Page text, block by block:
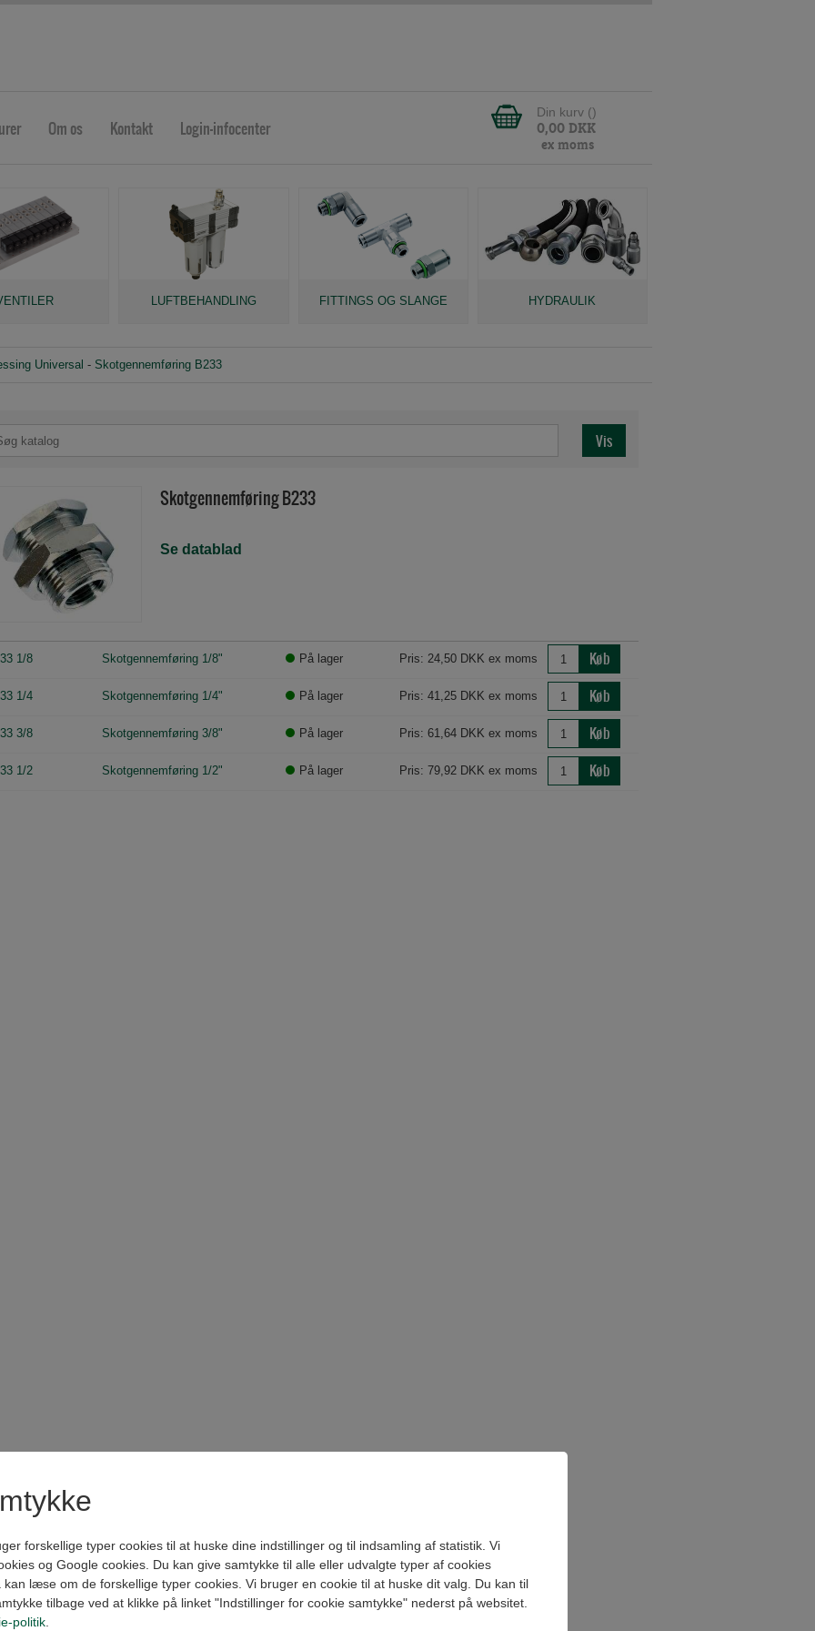
Om os Kontakt Login-infocenter
Din kurv ()
0,00 DKK
ex moms
LUFTBEHANDLING FITTINGS OG SLANGE HYDRAULIK
Universal - Skotgennemføring B233
Skotgennemføring B233
Se datablad
1/8 Skotgennemføring 1/8" På lager Pris: 24,50 DKK ex moms Køb
1/4 Skotgennemføring 1/4" På lager Pris: 41,25 DKK ex moms Køb
3/8 Skotgennemføring 3/8" På lager Pris: 61,64 DKK ex moms Køb
1/2 Skotgennemføring 1/2" På lager Pris: 79,92 DKK ex moms Køb
forskellige typer cookies til at huske dine indstillinger og til indsamling af statistik. Vi
og Google cookies. Du kan give samtykke til alle eller udvalgte typer af cookies
kan læse om de forskellige typer cookies. Vi bruger en cookie til at huske dit valg. Du kan til
tilbage ved at klikke på linket "Indstillinger for cookie samtykke" nederst på websitet.
politik